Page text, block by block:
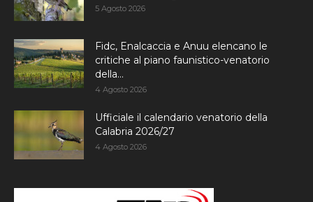
5 Agosto 2026
Fidc, Enalcaccia e Anuu elencano le
critiche al piano faunistico-venatorio
della...
4 Agosto 2026
Ufficiale il calendario venatorio della
Calabria 2026/27
4 Agosto 2026